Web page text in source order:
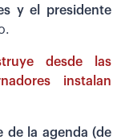
y el presidente
desde las
instalan
de la agenda (de